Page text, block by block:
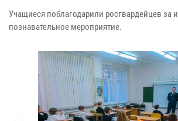
Учащиеся поблагодарили росгвардейцев за
познавательное мероприятие.